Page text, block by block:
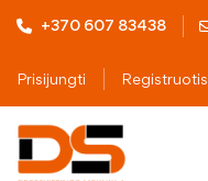
+370 607 83438
Prisijungti Registruotis